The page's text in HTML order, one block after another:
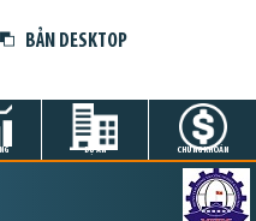
BẢN DESKTOP
DỰ ÁN CHỨNG KHOÁN